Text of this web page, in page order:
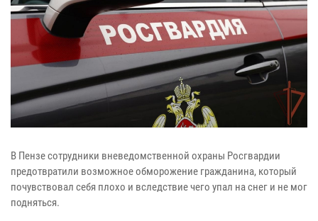
В Пензе сотрудники вневедомственной охраны Росгвардии
предотвратили возможное обморожение гражданина, который
почувствовал себя плохо и вследствие чего упал на снег и не мог
подняться.